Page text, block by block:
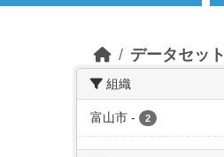
データセット
組織
富山市 - 2